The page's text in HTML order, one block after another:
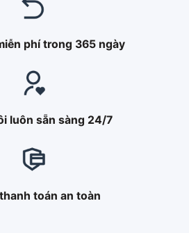
phí trong 365 ngày
luôn sẵn sàng 24/7
toán an toàn